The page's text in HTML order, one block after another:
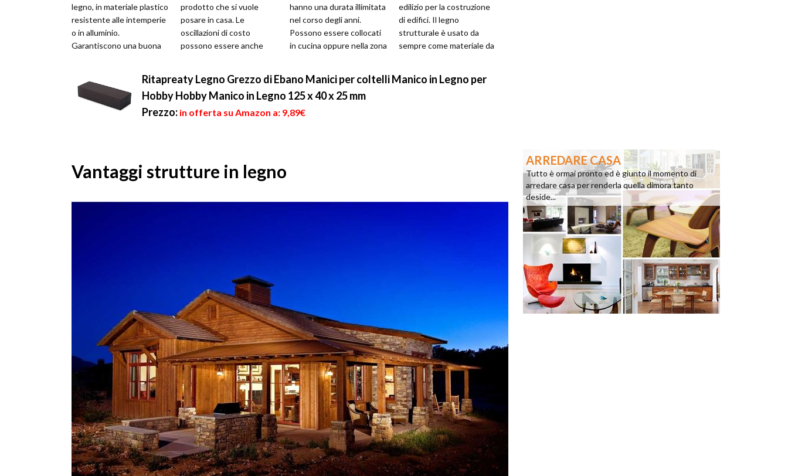
legno, in materiale plastico
resistente alle intemperie
o in alluminio.
Garantiscono una buona
prodotto che si vuole
posare in casa. Le
oscillazioni di costo
possono essere anche
hanno una durata illimitata
nel corso degli anni.
Possono essere collocati
in cucina oppure nella zona
edilizio per la costruzione
di edifici. Il legno
strutturale è usato da
sempre come materiale da
Ritapreaty Legno Grezzo di Ebano Manici per coltelli Manico in Legno per
Hobby Hobby Manico in Legno 125 x 40 x 25 mm
Prezzo: in offerta su Amazon a: 9,89€
Vantaggi strutture in legno
ARREDARE CASA
Tutto è ormai pronto ed è giunto il momento di
arredare casa per renderla quella dimora tanto
deside...